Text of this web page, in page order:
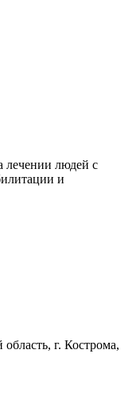
лечении людей с
и
область, г. Кострома,